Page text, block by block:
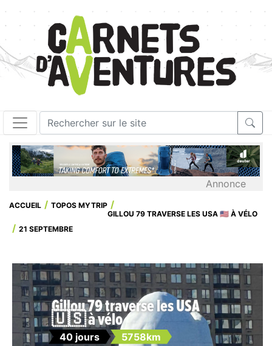
Annonce
ACCUEIL
TOPOS MYTRIP
GILLOU 79 TRAVERSE LES USA 🇺🇸 À VÉLO
21 SEPTEMBRE
Gillou 79 traverse les USA
🇺🇸 à vélo
40 jours 5758km